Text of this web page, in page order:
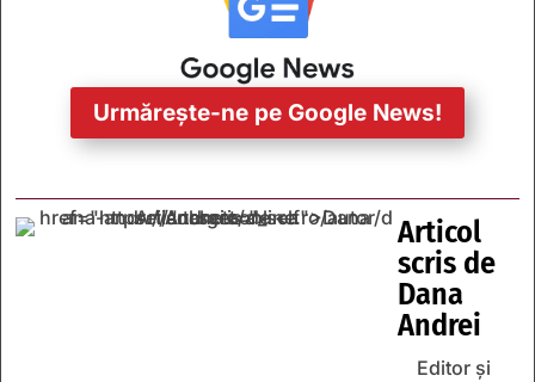
Urmărește-ne pe Google News!
Articol
scris de
Dana
Andrei
Editor și